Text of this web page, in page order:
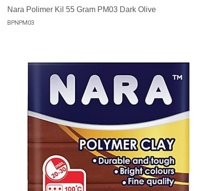
Nara Polimer Kil 55 Gram PM03 Dark Olive
BPNPM03